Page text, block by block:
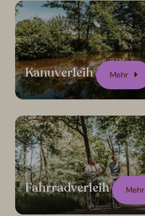
Kanuverleih Mehr
Fahrradverleih Mehr